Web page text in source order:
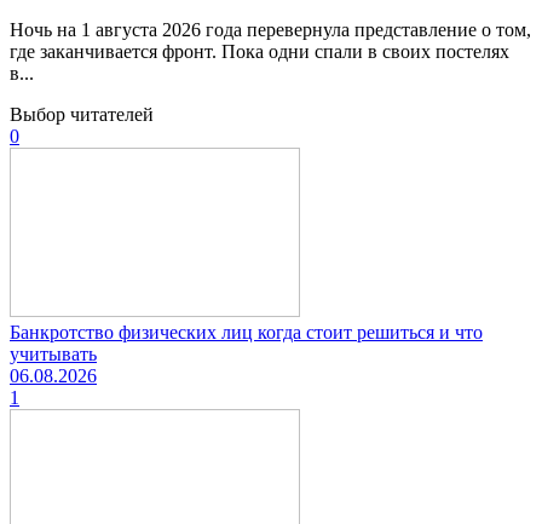
Ночь на 1 августа 2026 года перевернула представление о том,
где заканчивается фронт. Пока одни спали в своих постелях
в...
Выбор читателей
0
Банкротство физических лиц когда стоит решиться и что
учитывать
06.08.2026
1